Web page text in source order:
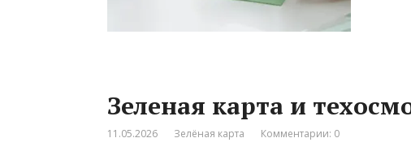
Зеленая карта и
11.05.2026 Зелёная карта Комментарии: 0